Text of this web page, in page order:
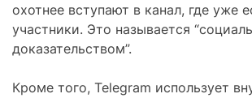
охотнее вступают в канал, где уже
участники. Это называется
доказательством”.
Кроме того, Telegram использует